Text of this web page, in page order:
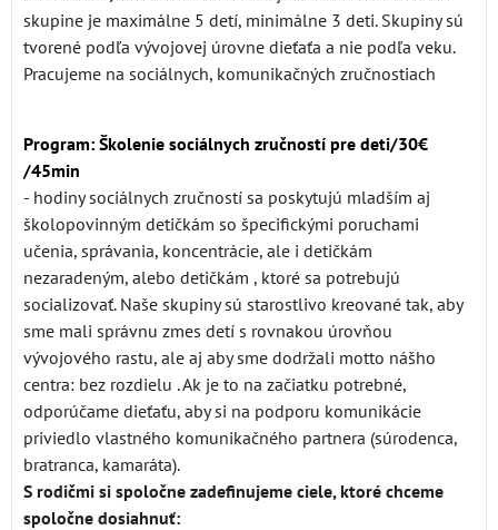
skupine je maximálne 5 detí, minimálne 3 deti. Skupiny sú
tvorené podľa vývojovej úrovne dieťaťa a nie podľa veku.
Pracujeme na sociálnych, komunikačných zručnostiach
Program: Školenie sociálnych zručností pre deti/30€
/45min
- hodiny sociálnych zručností sa poskytujú mladším aj
školopovinným detičkám so špecifickými poruchami
učenia, správania, koncentrácie, ale i detičkám
nezaradeným, alebo detičkám , ktoré sa potrebujú
socializovať. Naše skupiny sú starostlivo kreované tak, aby
sme mali správnu zmes detí s rovnakou úrovňou
vývojového rastu, ale aj aby sme dodržali motto nášho
centra: bez rozdielu . Ak je to na začiatku potrebné,
odporúčame dieťaťu, aby si na podporu komunikácie
priviedlo vlastného komunikačného partnera (súrodenca,
bratranca, kamaráta).
S rodičmi si spoločne zadefinujeme ciele, ktoré chceme
spoločne dosiahnuť: